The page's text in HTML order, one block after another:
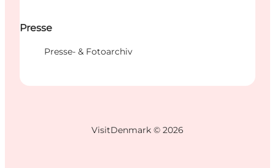
Presse
Presse- & Fotoarchiv
VisitDenmark © 2026